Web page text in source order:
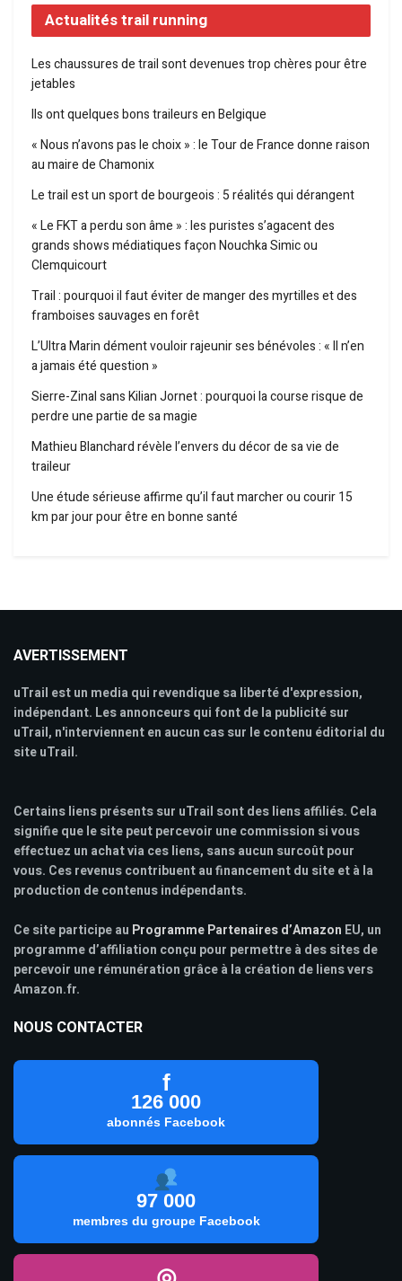
Actualités trail running
Les chaussures de trail sont devenues trop chères pour être
jetables
Ils ont quelques bons traileurs en Belgique
« Nous n’avons pas le choix » : le Tour de France donne raison
au maire de Chamonix
Le trail est un sport de bourgeois : 5 réalités qui dérangent
« Le FKT a perdu son âme » : les puristes s’agacent des
grands shows médiatiques façon Nouchka Simic ou
Clemquicourt
Trail : pourquoi il faut éviter de manger des myrtilles et des
framboises sauvages en forêt
L’Ultra Marin dément vouloir rajeunir ses bénévoles : « Il n’en
a jamais été question »
Sierre-Zinal sans Kilian Jornet : pourquoi la course risque de
perdre une partie de sa magie
Mathieu Blanchard révèle l’envers du décor de sa vie de
traileur
Une étude sérieuse affirme qu’il faut marcher ou courir 15
km par jour pour être en bonne santé
AVERTISSEMENT
uTrail est un media qui revendique sa liberté d'expression,
indépendant. Les annonceurs qui font de la publicité sur
uTrail, n'interviennent en aucun cas sur le contenu éditorial du
site uTrail.
Certains liens présents sur uTrail sont des liens affiliés. Cela
signifie que le site peut percevoir une commission si vous
effectuez un achat via ces liens, sans aucun surcoût pour
vous. Ces revenus contribuent au financement du site et à la
production de contenus indépendants.
Ce site participe au Programme Partenaires d’Amazon EU, un
programme d’affiliation conçu pour permettre à des sites de
percevoir une rémunération grâce à la création de liens vers
Amazon.fr.
NOUS CONTACTER
f
126 000
abonnés Facebook
97 000
membres du groupe Facebook